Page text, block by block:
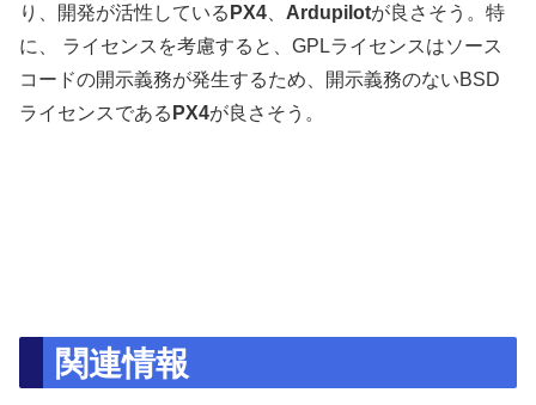
り、開発が活性している PX4 Ardupilotが良さそう。特
に、 ライセンスを考慮すると、GPLライセンスはソース
コードの開示義務が発生するため、開示義務のないBSD
ライセンスである PX4が良さそう。
関連情報